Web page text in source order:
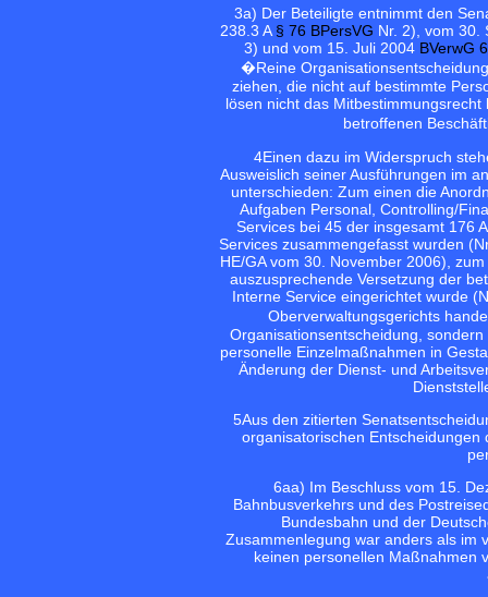
3a) Der Beteiligte entnimmt den
238.3 A§ 76 BPersVG Nr. 2), vom
3) und vom 15. Juli 2004 BVerwG
�Reine
ziehen, die nicht auf bestimmte
lösen nicht das
betroffenen
4Einen dazu im Widerspruch
Ausweislich seiner Ausführungen im
unterschieden: Zum einen die
Aufgaben Personal, Controlling/
Services bei 45 der insgesamt 176
Services zusammengefasst wurden
HE/GA vom 30. November 2006),
auszusprechende Versetzung der
Interne Service eingerichtet wurde
Oberverwaltungsgerichts
Organisationsentscheidung,
personelle Einzelmaßnahmen in
Änderung der Dienst- und
5Aus den zitierten
organisatorischen
6aa) Im Beschluss vom 15.
Bahnbusverkehrs und des
Bundesbahn und der
Zusammenlegung war anders als im
keinen personellen Maßnahmen